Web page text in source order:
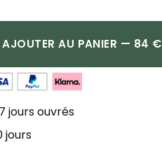
AJOUTER AU PANIER — 84 €
jours ouvrés
jours